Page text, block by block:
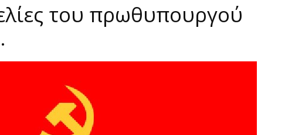
του πρωθυπουργού